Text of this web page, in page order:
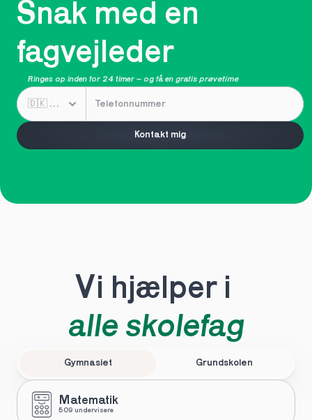
Snak med en
fagvejleder
Ringes op inden for 24 timer – og få en gratis prøvetime
Kontakt mig
Vi hjælper i
alle skolefag
Gymnasiet Grundskolen
Matematik
509 undervisere